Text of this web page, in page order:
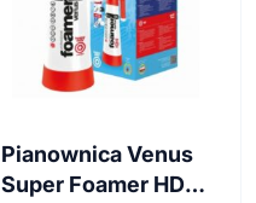
Pianownica Venus
Super Foamer HD